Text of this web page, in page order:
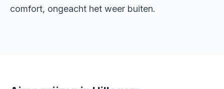
comfort, ongeacht het weer buiten.